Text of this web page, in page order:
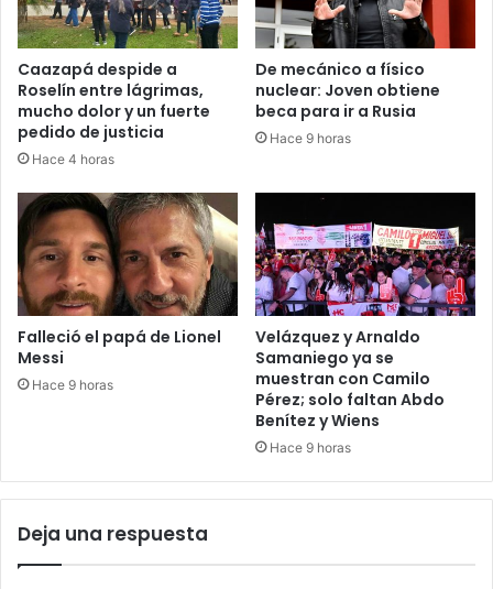
Caazapá despide a
Roselín entre lágrimas,
mucho dolor y un fuerte
pedido de justicia
Hace 4 horas
De mecánico a físico
nuclear: Joven obtiene
beca para ir a Rusia
Hace 9 horas
Falleció el papá de Lionel
Messi
Hace 9 horas
Velázquez y Arnaldo
Samaniego ya se
muestran con Camilo
Pérez; solo faltan Abdo
Benítez y Wiens
Hace 9 horas
Deja una respuesta